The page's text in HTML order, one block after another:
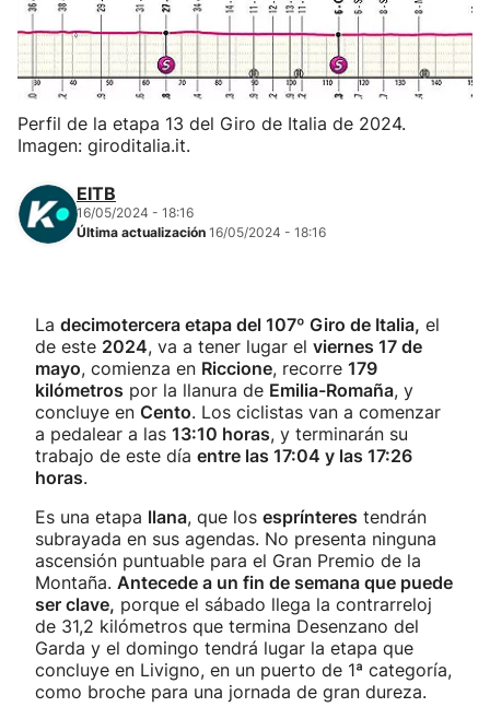
Carreras de montaña
Más deportes
Perfil de la etapa 13 del Giro de Italia de 2024.
Imagen: giroditalia.it.
EITB
16/05/2024 - 18:16
Última actualización 16/05/2024 - 18:16
La decimotercera etapa del 107º Giro de Italia, el
de este 2024, va a tener lugar el viernes 17 de
mayo, comienza en Riccione, recorre 179
kilómetros por la llanura de Emilia-Romaña, y
concluye en Cento. Los ciclistas van a comenzar
a pedalear a las 13:10 horas, y terminarán su
trabajo de este día entre las 17:04 y las 17:26
horas.
Es una etapa llana, que los esprínteres tendrán
subrayada en sus agendas. No presenta ninguna
ascensión puntuable para el Gran Premio de la
Montaña. Antecede a un fin de semana que puede
ser clave, porque el sábado llega la contrarreloj
de 31,2 kilómetros que termina Desenzano del
Garda y el domingo tendrá lugar la etapa que
concluye en Livigno, en un puerto de 1ª categoría,
como broche para una jornada de gran dureza.